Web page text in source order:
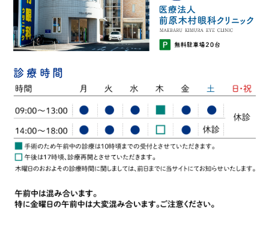
診療時間